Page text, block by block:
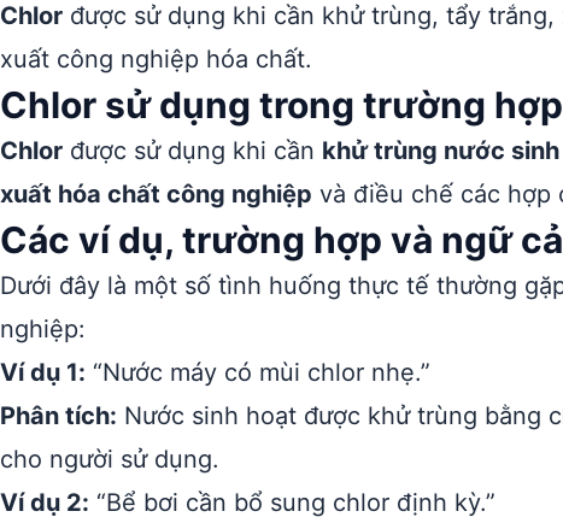
Chlor được sử dụng khi cần khử trùng, tẩy
xuất công nghiệp hóa chất.
Chlor sử dụng trong trường
Chlor được sử dụng khi cần khử trùng nước
xuất hóa chất công nghiệp và điều chế các hợp
Các ví dụ, trường hợp và ngữ
Dưới đây là một số tình huống thực tế thường
nghiệp:
Ví dụ 1: “Nước máy có mùi chlor nhẹ.”
Phân tích: Nước sinh hoạt được khử trùng bằng
cho người sử dụng.
Ví dụ 2: “Bể bơi cần bổ sung chlor định kỳ.”